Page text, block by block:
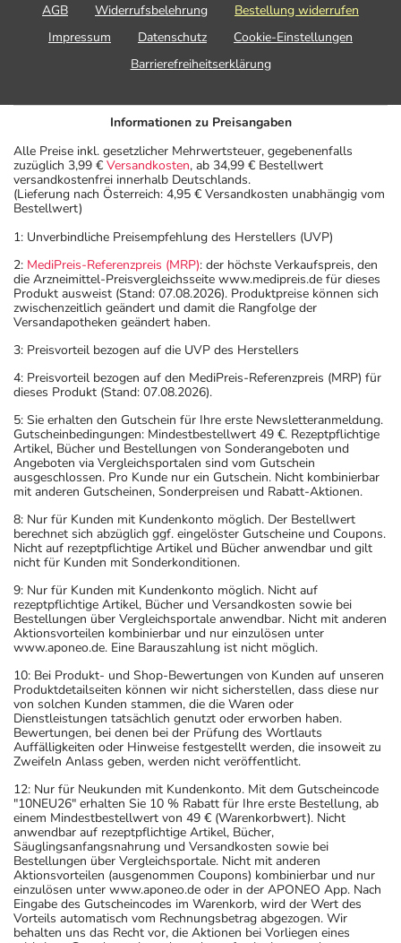
AGB Widerrufsbelehrung
Bestellung widerrufen
Impressum
Datenschutz
Cookie-Einstellungen
Barrierefreiheitserklärung
Informationen zu Preisangaben
Alle Preise inkl. gesetzlicher Mehrwertsteuer, gegebenenfalls
zuzüglich 3,99 € Versandkosten, ab 34,99 € Bestellwert
versandkostenfrei innerhalb Deutschlands.
(Lieferung nach Österreich: 4,95 € Versandkosten unabhängig vom
Bestellwert)
1: Unverbindliche Preisempfehlung des Herstellers (UVP)
2: MediPreis-Referenzpreis (MRP): der höchste Verkaufspreis, den
die Arzneimittel-Preisvergleichsseite www.medipreis.de für dieses
Produkt ausweist (Stand: 07.08.2026). Produktpreise können sich
zwischenzeitlich geändert und damit die Rangfolge der
Versandapotheken geändert haben.
3: Preisvorteil bezogen auf die UVP des Herstellers
4: Preisvorteil bezogen auf den MediPreis-Referenzpreis (MRP) für
dieses Produkt (Stand: 07.08.2026).
5: Sie erhalten den Gutschein für Ihre erste Newsletteranmeldung.
Gutscheinbedingungen: Mindestbestellwert 49 €. Rezeptpflichtige
Artikel, Bücher und Bestellungen von Sonderangeboten und
Angeboten via Vergleichsportalen sind vom Gutschein
ausgeschlossen. Pro Kunde nur ein Gutschein. Nicht kombinierbar
mit anderen Gutscheinen, Sonderpreisen und Rabatt-Aktionen.
8: Nur für Kunden mit Kundenkonto möglich. Der Bestellwert
berechnet sich abzüglich ggf. eingelöster Gutscheine und Coupons.
Nicht auf rezeptpflichtige Artikel und Bücher anwendbar und gilt
nicht für Kunden mit Sonderkonditionen.
9: Nur für Kunden mit Kundenkonto möglich. Nicht auf
rezeptpflichtige Artikel, Bücher und Versandkosten sowie bei
Bestellungen über Vergleichsportale anwendbar. Nicht mit anderen
Aktionsvorteilen kombinierbar und nur einzulösen unter
www.aponeo.de. Eine Barauszahlung ist nicht möglich.
10: Bei Produkt- und Shop-Bewertungen von Kunden auf unseren
Produktdetailseiten können wir nicht sicherstellen, dass diese nur
von solchen Kunden stammen, die die Waren oder
Dienstleistungen tatsächlich genutzt oder erworben haben.
Bewertungen, bei denen bei der Prüfung des Wortlauts
Auffälligkeiten oder Hinweise festgestellt werden, die insoweit zu
Zweifeln Anlass geben, werden nicht veröffentlicht.
12: Nur für Neukunden mit Kundenkonto. Mit dem Gutscheincode
"10NEU26" erhalten Sie 10 % Rabatt für Ihre erste Bestellung, ab
einem Mindestbestellwert von 49 € (Warenkorbwert). Nicht
anwendbar auf rezeptpflichtige Artikel, Bücher,
Säuglingsanfangsnahrung und Versandkosten sowie bei
Bestellungen über Vergleichsportale. Nicht mit anderen
Aktionsvorteilen (ausgenommen Coupons) kombinierbar und nur
einzulösen unter www.aponeo.de oder in der APONEO App. Nach
Eingabe des Gutscheincodes im Warenkorb, wird der Wert des
Vorteils automatisch vom Rechnungsbetrag abgezogen. Wir
behalten uns das Recht vor, die Aktionen bei Vorliegen eines